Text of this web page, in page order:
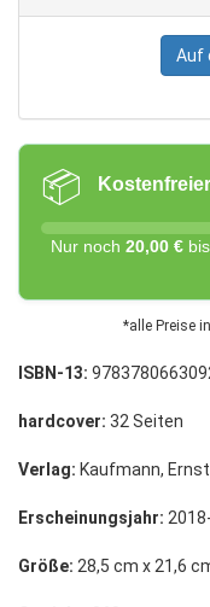
Auf
📦
Nur noch 20,00 €
*alle Preise
ISBN-13:
hardcover: 32 Seiten
Verlag: Kaufmann, Ernst
Erscheinungsjahr:
Größe: 28,5 cm x 21,6